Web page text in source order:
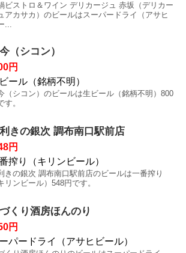
ビストロ＆ワイン デリカージュ 赤坂（デリカー
アカサカ）のビールはスーパードライ（アサヒ
...
（シコン）
円
ール（銘柄不明）
（シコン）のビールは生ビール（銘柄不明）800
す。
きの銀次 調布南口駅前店
円
搾り（キリンビール）
きの銀次 調布南口駅前店のビールは一番搾り
リンビール）548円です。
くり酒房ほんのり
円
パードライ（アサヒビール）